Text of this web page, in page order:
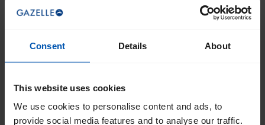
Consent Details About
This website uses cookies
We use cookies to personalise content and ads, to
provide social media features and to analyse our traffic.